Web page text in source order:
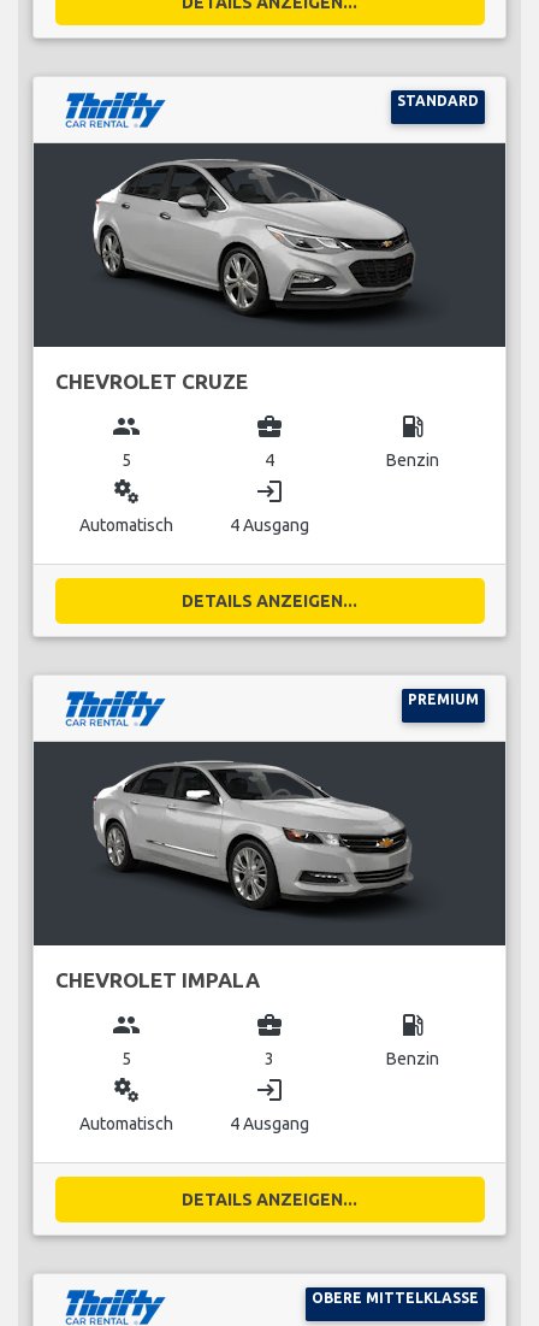
STANDARD
CHEVROLET CRUZE
group
5
business_center
4
local_gas_station
Benzin
miscellaneous_services
Automatisch
login
4 Ausgang
DETAILS ANZEIGEN...
PREMIUM
CHEVROLET IMPALA
group
5
business_center
3
local_gas_station
Benzin
miscellaneous_services
Automatisch
login
4 Ausgang
DETAILS ANZEIGEN...
OBERE MITTELKLASSE